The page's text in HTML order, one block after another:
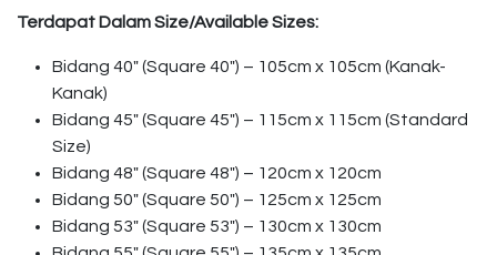
Terdapat Dalam Size/Available Sizes:
Bidang 40″ (Square 40″) – 105cm x 105cm (Kanak-
Kanak)
Bidang 45″ (Square 45″) – 115cm x 115cm (Standard
Size)
Bidang 48″ (Square 48″) – 120cm x 120cm
Bidang 50″ (Square 50″) – 125cm x 125cm
Bidang 53″ (Square 53″) – 130cm x 130cm